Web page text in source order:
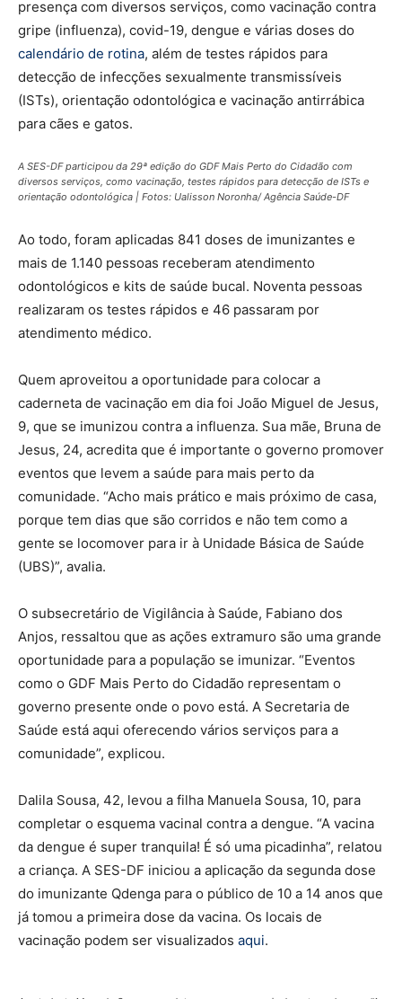
presença com diversos serviços, como vacinação contra
gripe (influenza), covid-19, dengue e várias doses do
calendário de rotina, além de testes rápidos para
detecção de infecções sexualmente transmissíveis
(ISTs), orientação odontológica e vacinação antirrábica
para cães e gatos.
A SES-DF participou da 29ª edição do GDF Mais Perto do Cidadão com
diversos serviços, como vacinação, testes rápidos para detecção de ISTs e
orientação odontológica | Fotos: Ualisson Noronha/ Agência Saúde-DF
Ao todo, foram aplicadas 841 doses de imunizantes e
mais de 1.140 pessoas receberam atendimento
odontológicos e kits de saúde bucal. Noventa pessoas
realizaram os testes rápidos e 46 passaram por
atendimento médico.
Quem aproveitou a oportunidade para colocar a
caderneta de vacinação em dia foi João Miguel de Jesus,
9, que se imunizou contra a influenza. Sua mãe, Bruna de
Jesus, 24, acredita que é importante o governo promover
eventos que levem a saúde para mais perto da
comunidade. “Acho mais prático e mais próximo de casa,
porque tem dias que são corridos e não tem como a
gente se locomover para ir à Unidade Básica de Saúde
(UBS)”, avalia.
O subsecretário de Vigilância à Saúde, Fabiano dos
Anjos, ressaltou que as ações extramuro são uma grande
oportunidade para a população se imunizar. “Eventos
como o GDF Mais Perto do Cidadão representam o
governo presente onde o povo está. A Secretaria de
Saúde está aqui oferecendo vários serviços para a
comunidade”, explicou.
Dalila Sousa, 42, levou a filha Manuela Sousa, 10, para
completar o esquema vacinal contra a dengue. “A vacina
da dengue é super tranquila! É só uma picadinha”, relatou
a criança. A SES-DF iniciou a aplicação da segunda dose
do imunizante Qdenga para o público de 10 a 14 anos que
já tomou a primeira dose da vacina. Os locais de
vacinação podem ser visualizados aqui.